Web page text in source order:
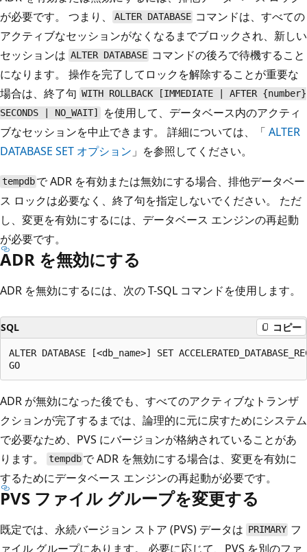
が必要です。 つまり、
ALTER DATABASE コマンドは、すべての
アクティブなセッションがなくなるまでブロックされ、新しい
セッションは ALTER DATABASE コマンドの後ろで待機すること
になります。 操作を完了してロックを解除することが重要な
場合は、終了句 WITH ROLLBACK [IMMEDIATE | AFTER {number}
SECONDS | NO_WAIT]
を使用して、データベース内のアクティ
ブなセッションを中止できます。 詳細については、「 ALTER
DATABASE SET オプション 」を参照してください。
tempdb で ADR を有効または無効にする場合、排他データベー
ス ロックは必要なく、終了句を指定しないでください。 ただ
し、変更を有効にするには、データベース エンジンの再起動
が必要です。
ADR を無効にする
ADR を無効にするには、次の T-SQL コマンドを使用します。
SQL コピー
ALTER DATABASE [<db_name>] SET
ADR が無効になった後でも、すべてのアクティブなトランザ
クションが完了するまでは、論理的に元に戻すためにシステム
で必要なため、PVS にバージョンが格納されていることがあ
ります。
tempdb で ADR を無効にする場合は、変更を有効に
するためにデータベース エンジンの再起動が必要です。
PVS ファイル グループを変更する
既定では、永続バージョン ストア (PVS) データは PRIMARY フ
ァイル グループにあります。 必要に応じて、PVS を別のファ